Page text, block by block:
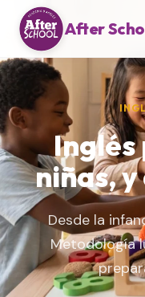
After
Inglés
niñas,
Desde la
Metodología